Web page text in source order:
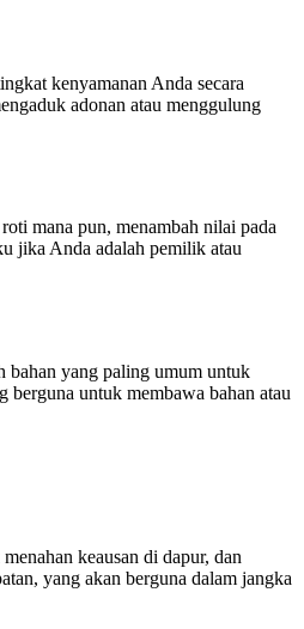
kenyamanan Anda secara
adonan atau menggulung
mana pun, menambah nilai pada
jika Anda adalah pemilik atau
bahan yang paling umum untuk
untuk membawa bahan atau
keausan di dapur, dan
yang akan berguna dalam jangka